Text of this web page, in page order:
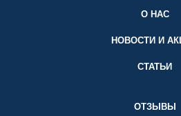
О НАС
НОВОСТИ И
СТАТЬИ
ОТЗЫВЫ